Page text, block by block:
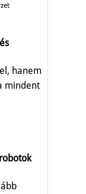
hanem
mindent